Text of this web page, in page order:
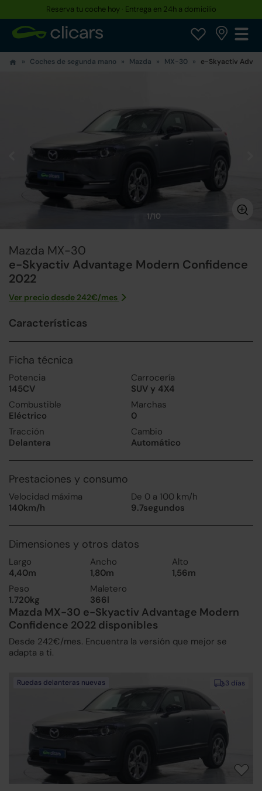
Reserva tu coche hoy · Entrega en 24h a domicilio
Coches de segunda mano Mazda MX-30 e-Skyactiv
1/10
Mazda MX-30
e-Skyactiv Advantage Modern Confidence
2022
Ver precio desde 242€/mes
Características
Ficha técnica
Potencia
145CV
Carrocería
SUV y 4X4
Combustible
Eléctrico
Marchas
0
Tracción
Delantera
Cambio
Automático
Prestaciones y consumo
Velocidad máxima
140km/h
De 0 a 100 km/h
9.7segundos
Dimensiones y otros datos
Largo
4,40m
Ancho
1,80m
Alto
1,56m
Peso
1.720kg
Maletero
366l
Mazda MX-30 e-Skyactiv Advantage Modern
Confidence 2022 disponibles
Desde 242€/mes. Encuentra la versión que mejor se
adapta a ti.
3 días
Ruedas delanteras nuevas